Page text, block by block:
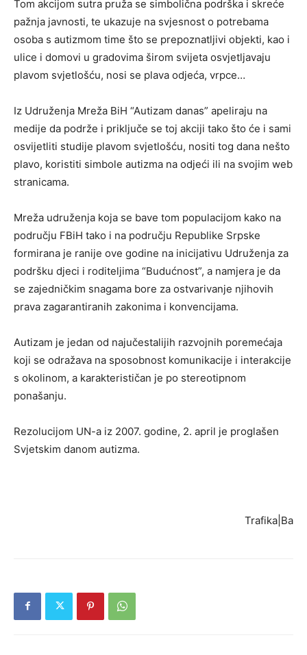
Tom akcijom sutra pruža se simbolična podrška i skreće
pažnja javnosti, te ukazuje na svjesnost o potrebama
osoba s autizmom time što se prepoznatljivi objekti, kao i
ulice i domovi u gradovima širom svijeta osvjetljavaju
plavom svjetlošću, nosi se plava odjeća, vrpce…
Iz Udruženja Mreža BiH “Autizam danas” apeliraju na
medije da podrže i priključe se toj akciji tako što će i sami
osvijetliti studije plavom svjetlošću, nositi tog dana nešto
plavo, koristiti simbole autizma na odjeći ili na svojim web
stranicama.
Mreža udruženja koja se bave tom populacijom kako na
području FBiH tako i na području Republike Srpske
formirana je ranije ove godine na inicijativu Udruženja za
podršku djeci i roditeljima “Budućnost”, a namjera je da
se zajedničkim snagama bore za ostvarivanje njihovih
prava zagarantiranih zakonima i konvencijama.
Autizam je jedan od najučestalijih razvojnih poremećaja
koji se odražava na sposobnost komunikacije i interakcije
s okolinom, a karakterističan je po stereotipnom
ponašanju.
Rezolucijom UN-a iz 2007. godine, 2. april je proglašen
Svjetskim danom autizma.
Trafika|Ba